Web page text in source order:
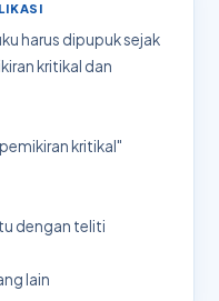
harus dipupuk sejak
kritikal dan
kritikal"
dengan teliti
lain